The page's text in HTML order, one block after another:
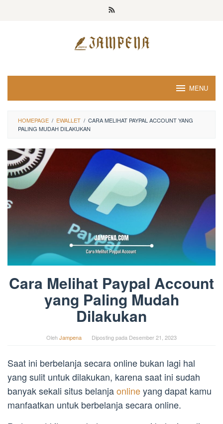
MENU
HOMEPAGE / EWALLET / CARA MELIHAT PAYPAL ACCOUNT YANG
PALING MUDAH DILAKUKAN
Cara Melihat Paypal Account
yang Paling Mudah
Dilakukan
OlehJampena Diposting pada Desember 21, 2023
Saat ini berbelanja secara online bukan lagi hal
yang sulit untuk dilakukan, karena saat ini sudah
banyak sekali situs belanjaonlineyang dapat kamu
manfaatkan untuk berbelanja secara online.